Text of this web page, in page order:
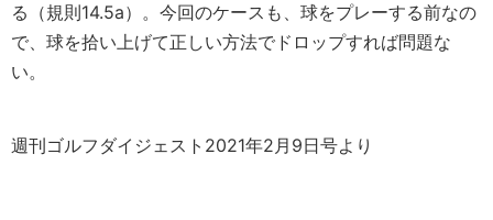
る（規則14.5a）。今回のケースも、球をプレーする前なの
で、球を拾い上げて正しい方法でドロップすれば問題な
い。
週刊ゴルフダイジェスト2021年2月9日号より